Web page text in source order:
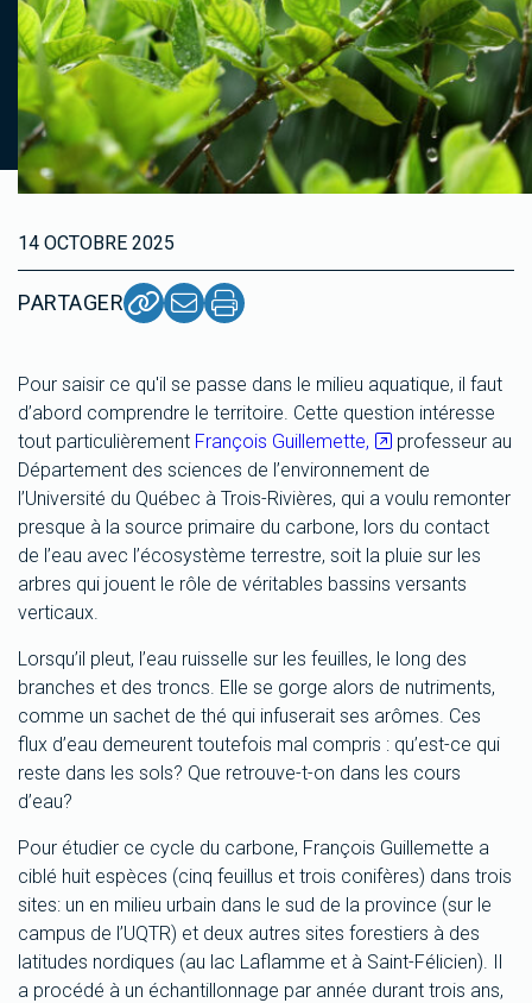
14 OCTOBRE 2025
PARTAGER
Pour saisir ce qu'il se passe dans le milieu aquatique, il faut
d’abord comprendre le territoire. Cette question intéresse
tout particulièrement François Guillemette,
professeur au
Département des sciences de l’environnement de
l’Université du Québec à Trois-Rivières, qui a voulu remonter
presque à la source primaire du carbone, lors du contact
de l’eau avec l’écosystème terrestre, soit la pluie sur les
arbres qui jouent le rôle de véritables bassins versants
verticaux.
Lorsqu’il pleut, l’eau ruisselle sur les feuilles, le long des
branches et des troncs. Elle se gorge alors de nutriments,
comme un sachet de thé qui infuserait ses arômes. Ces
flux d’eau demeurent toutefois mal compris : qu’est-ce qui
reste dans les sols? Que retrouve-t-on dans les cours
d’eau?
Pour étudier ce cycle du carbone, François Guillemette a
ciblé huit espèces (cinq feuillus et trois conifères) dans trois
sites: un en milieu urbain dans le sud de la province (sur le
campus de l’UQTR) et deux autres sites forestiers à des
latitudes nordiques (au lac Laflamme et à Saint-Félicien). Il
a procédé à un échantillonnage par année durant trois ans,